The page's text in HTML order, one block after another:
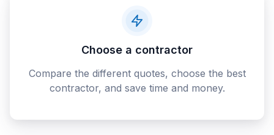
Choose a contractor
Compare the different quotes, choose the best
contractor, and save time and money.